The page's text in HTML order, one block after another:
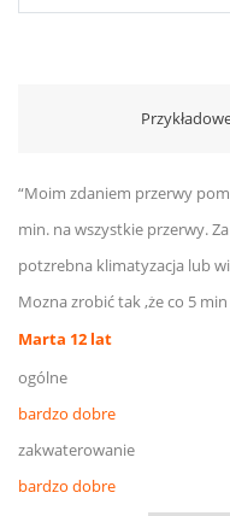
“Moim zdaniem przerwy
min. na wszystkie przerwy.
potzrebna klimatyzacja lub
Mozna zrobić tak ,że co 5
Marta 12 lat
ogólne
bardzo dobre
zakwaterowanie
bardzo dobre